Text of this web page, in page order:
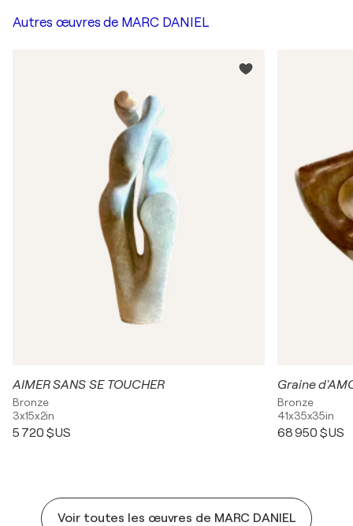
Autres œuvres de MARC DANIEL
AIMER SANS SE TOUCHER
Bronze
3x15x2in
5 720 $US
Graine
Bronze
41x35x35in
68 950 $US
Voir toutes les œuvres de MARC DANIEL